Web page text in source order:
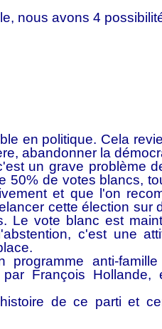
nous avons 4
en politique. Cela
abandonner la
un grave problème
50% de votes blancs,
et que l'on
cette élection sur
Le vote blanc est
c'est une
anti-
François
de ce parti et